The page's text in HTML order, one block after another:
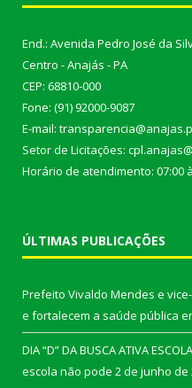
End.: Avenida Pedro José da
Centro - Anajás - PA
CEP: 68810-000
Fone: (91) 92000-9087
E-mail:
Setor de Licitações:
Horário de atendimento: 07:00
ÚLTIMAS PUBLICAÇÕES
Prefeito Vivaldo Mendes e
e fortalecem a saúde pública
DIA “D” DA BUSCA ATIVA
escola não pode 2 de junho de